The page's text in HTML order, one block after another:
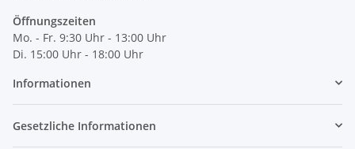
Öffnungszeiten
Mo. - Fr. 9:30 Uhr - 13:00 Uhr
Di. 15:00 Uhr - 18:00 Uhr
Informationen
Gesetzliche Informationen